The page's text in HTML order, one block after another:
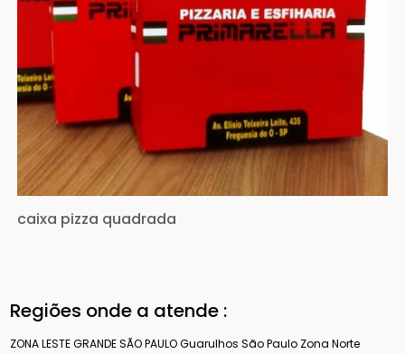
caixa pizza quadrada
Regiões onde a atende :
ZONA LESTEGRANDE SÃO PAULOGuarulhos São Paulo Zona Norte